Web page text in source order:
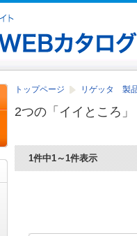
トップページ リゲッタ 製
2つの「イイところ」
1件中1～1件表示